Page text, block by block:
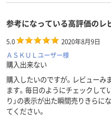
参考になっている高評価のレ
5.0
2020年8月9日
ＡＳＫＵＬユーザー様
購入出来ない
購入したいのですが。レビュー
ます。毎日のようにチェックして
り」の表示が出た瞬間売りきらに
てください。